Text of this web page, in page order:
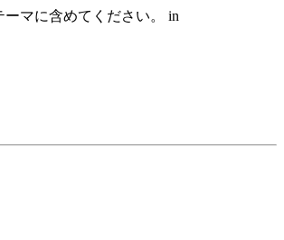
ーマに含めてください。 in